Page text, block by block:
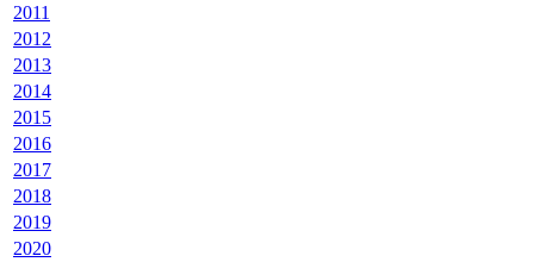
2011
2012
2013
2014
2015
2016
2017
2018
2019
2020